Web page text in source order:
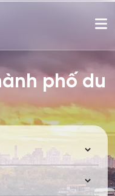
phố du